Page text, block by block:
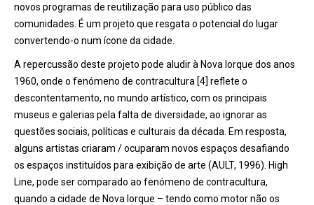
novos programas de reutilização para uso público das
comunidades. É um projeto que resgata o potencial do lugar
convertendo-o num ícone da cidade.
A repercussão deste projeto pode aludir à Nova Iorque dos anos
1960, onde o fenómeno de contracultura [4] reflete o
descontentamento, no mundo artístico, com os principais
museus e galerias pela falta de diversidade, ao ignorar as
questões sociais, políticas e culturais da década. Em resposta,
alguns artistas criaram / ocuparam novos espaços desafiando
os espaços instituídos para exibição de arte (AULT, 1996). High
Line, pode ser comparado ao fenómeno de contracultura,
quando a cidade de Nova Iorque – tendo como motor não os